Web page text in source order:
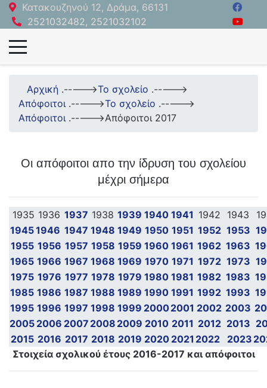
Κατακουζηνού 12, Δράμα, 66131
2521032482, 2521032102
Αρχική .----->Το σχολείο .----->
Απόφοιτοι .----->Το σχολείο .----->
Απόφοιτοι .----->Απόφοιτοι 2017
Οι απόφοιτοι απο την ίδρυση του σχολείου
μέχρι σήμερα
1935 1936 1937 1938 1939 1940 1941 1942 1943
19451946 1947 1948 1949 1950 1951 1952 1953
1955 1956 1957 1958 1959 1960 1961 1962 1963
1965 1966 1967 1968 1969 1970 1971 1972 1973
1975 1976 1977 1978 1979 1980 1981 1982 1983
1985 1986 1987 1988 1989 1990 1991 1992 1993
1995 1996 1997 1998 1999 20002001 2002 2003
2005 2006 2007 2008 2009 2010 2011 2012 2013
2015 2016 2017 2018 2019 2020 2021 2022 2023
Στοιχεία σχολικού έτους 2016-2017 και απόφοιτοι